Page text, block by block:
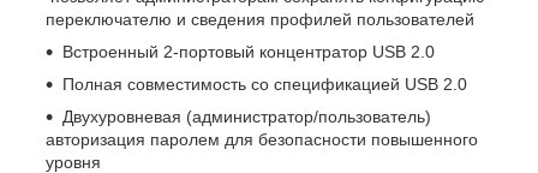
переключателю и сведения профилей пользователей
Встроенный 2-портовый концентратор USB 2.0
Полная совместимость со спецификацией USB 2.0
Двухуровневая (администратор/пользователь)
авторизация паролем для безопасности повышенного
уровня